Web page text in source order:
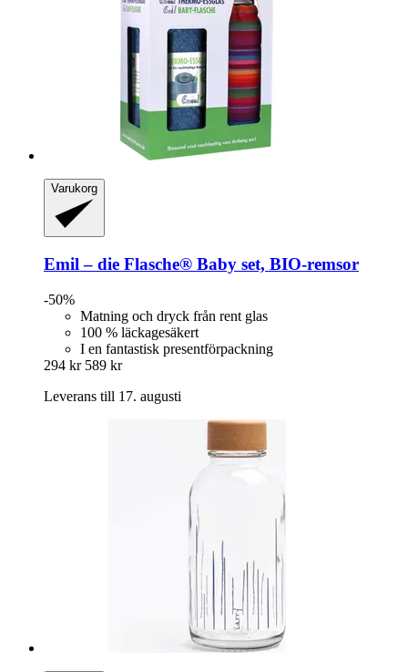
Varukorg
Emil – die Flasche® Baby set, BIO-​remsor
-50%
Matning och dryck från rent glas
100 % läckagesäkert
I en fantastisk presentförpackning
294 kr 589 kr
Leverans till 17. augusti